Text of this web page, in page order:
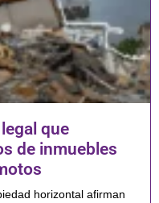
que
de inmuebles
horizontal afirman